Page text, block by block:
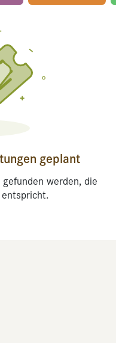
geplant
werden, die